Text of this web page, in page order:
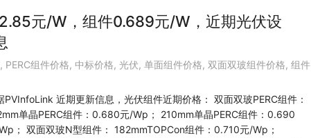
元/W，组件0.689元/W，近期光伏设
, PERC组件价格, 中标价格, 光伏, 单面组件价格, 双面双玻组件价格, 组件
PVInfoLink 近期更新信息，光伏组件近期价格： 双面双玻PERC组件：
单晶PERC组件：0.680元/Wp； 210mm单晶PERC组件：0.690
； 双面双玻N型组件： 182mmTOPCon组件：0.710元/Wp；